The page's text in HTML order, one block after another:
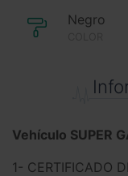
Negro
Vehículo SUPER
1- CERTIFICADO